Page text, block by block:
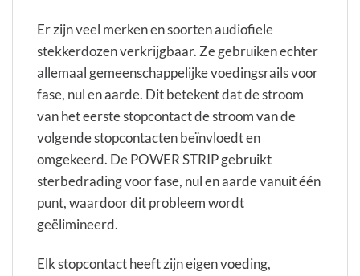
Er zijn veel merken en soorten audiofiele
stekkerdozen verkrijgbaar. Ze gebruiken echter
allemaal gemeenschappelijke voedingsrails voor
fase, nul en aarde. Dit betekent dat de stroom
van het eerste stopcontact de stroom van de
volgende stopcontacten beïnvloedt en
omgekeerd. De POWER STRIP gebruikt
sterbedrading voor fase, nul en aarde vanuit één
punt, waardoor dit probleem wordt
geëlimineerd.
Elk stopcontact heeft zijn eigen voeding,